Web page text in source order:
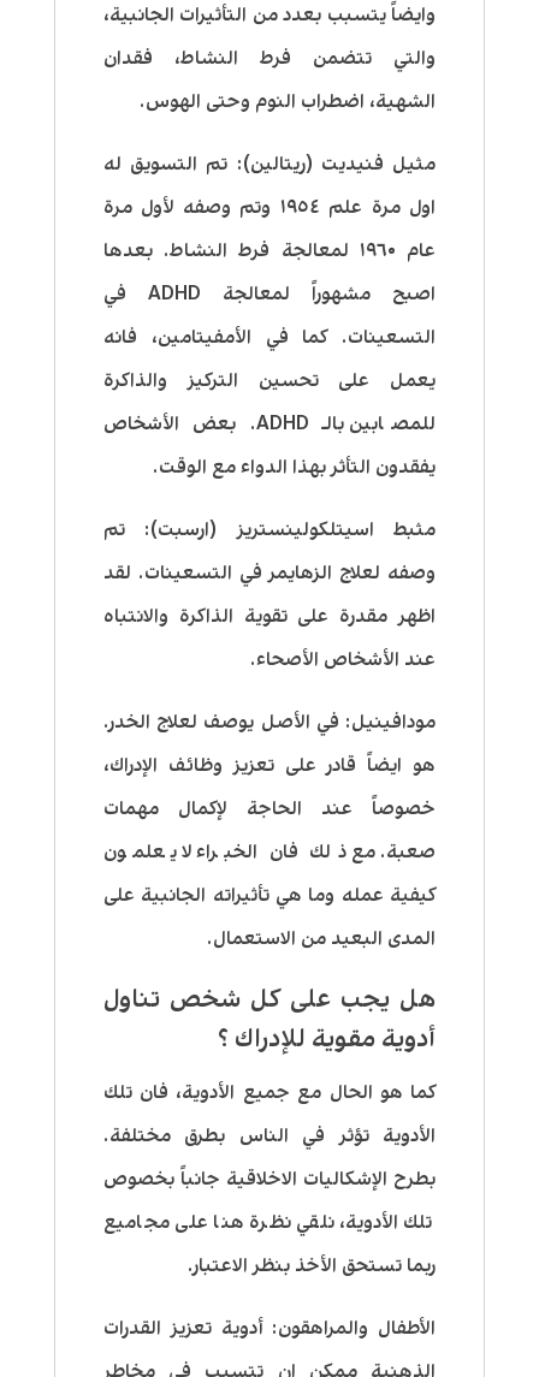
وايضاً يتسبب بعدد من التأثيرات الجانبية،
والتي تتضمن فرط النشاط، فقدان
الشهية، اضطراب النوم وحتى الهوس.
مثيل فنيديت (ريتالين): تم التسويق له
اول مرة علم ١٩٥٤ وتم وصفه لأول مرة
عام ١٩٦٠ لمعالجة فرط النشاط. بعدها
اصبح مشهوراً لمعالجة ADHD في
التسعينات. كما في الأمفيتامين، فانه
يعمل على تحسين التركيز والذاكرة
للمصابين بالـ ADHD. بعض الأشخاص
يفقدون التأثر بهذا الدواء مع الوقت.
مثبط اسيتلكولينستريز (ارسبت): تم
وصفه لعلاج الزهايمر في التسعينات. لقد
اظهر مقدرة على تقوية الذاكرة والانتباه
عند الأشخاص الأصحاء.
مودافينيل: في الأصل يوصف لعلاج الخدر.
هو ايضاً قادر على تعزيز وظائف الإدراك،
خصوصاً عند الحاجة لإكمال مهمات
صعبة. مع ذلك فان الخبراء لا يعلمون
كيفية عمله وما هي تأثيراته الجانبية على
المدى البعيد من الاستعمال.
هل يجب على كل شخص تناول
أدوية مقوية للإدراك ؟
كما هو الحال مع جميع الأدوية، فان تلك
الأدوية تؤثر في الناس بطرق مختلفة.
بطرح الإشكاليات الاخلاقية جانباً بخصوص
تلك الأدوية، نلقي نظرة هنا على مجاميع
ربما تستحق الأخذ بنظر الاعتبار.
الأطفال والمراهقون: أدوية تعزيز القدرات